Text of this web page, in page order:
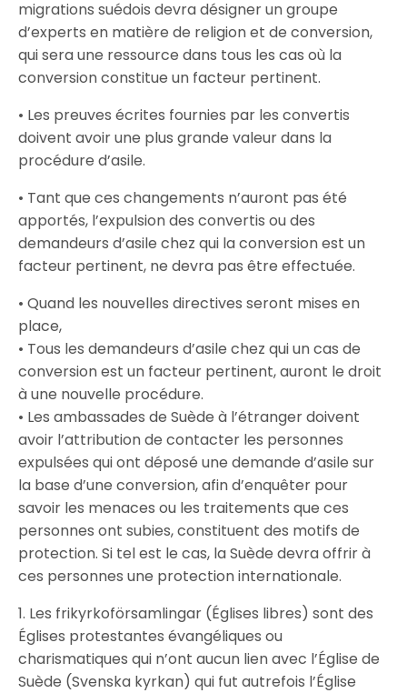
migrations suédois devra désigner un groupe
d’experts en matière de religion et de conversion,
qui sera une ressource dans tous les cas où la
conversion constitue un facteur pertinent.
• Les preuves écrites fournies par les convertis
doivent avoir une plus grande valeur dans la
procédure d’asile.
• Tant que ces changements n’auront pas été
apportés, l’expulsion des convertis ou des
demandeurs d’asile chez qui la conversion est un
facteur pertinent, ne devra pas être effectuée.
• Quand les nouvelles directives seront mises en
place,
• Tous les demandeurs d’asile chez qui un cas de
conversion est un facteur pertinent, auront le droit
à une nouvelle procédure.
• Les ambassades de Suède à l’étranger doivent
avoir l’attribution de contacter les personnes
expulsées qui ont déposé une demande d’asile sur
la base d’une conversion, afin d’enquêter pour
savoir les menaces ou les traitements que ces
personnes ont subies, constituent des motifs de
protection. Si tel est le cas, la Suède devra offrir à
ces personnes une protection internationale.
1. Les frikyrkoförsamlingar (Églises libres) sont des
Églises protestantes évangéliques ou
charismatiques qui n’ont aucun lien avec l’Église de
Suède (Svenska kyrkan) qui fut autrefois l’Église